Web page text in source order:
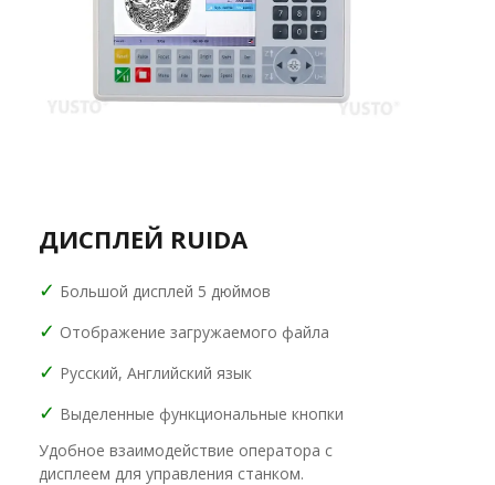
ДИСПЛЕЙ RUIDA
✓ Большой дисплей 5 дюймов
✓ Отображение загружаемого файла
✓ Русский, Английский язык
✓ Выделенные функциональные кнопки
Удобное взаимодействие оператора с
дисплеем для управления станком.